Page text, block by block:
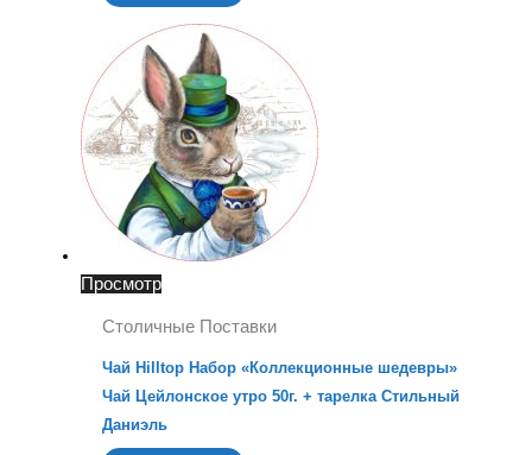
Просмотр
Столичные Поставки
Чай Hilltop Набор «Коллекционные шедевры»
Чай Цейлонское утро 50г. + тарелка Стильный
Даниэль